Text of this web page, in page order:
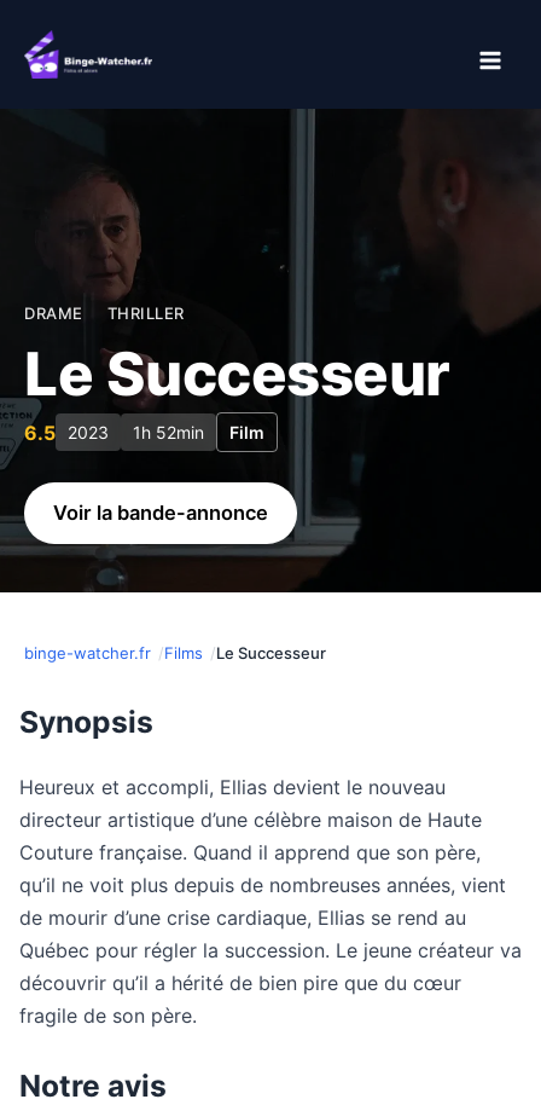
contenu
DRAME THRILLER
Le Successeur
6.5 2023 1h 52min Film
Voir la bande-annonce
binge-watcher.fr Films Le Successeur
Synopsis
Heureux et accompli, Ellias devient le nouveau
directeur artistique d’une célèbre maison de Haute
Couture française. Quand il apprend que son père,
qu’il ne voit plus depuis de nombreuses années, vient
de mourir d’une crise cardiaque, Ellias se rend au
Québec pour régler la succession. Le jeune créateur va
découvrir qu’il a hérité de bien pire que du cœur
fragile de son père.
Notre avis